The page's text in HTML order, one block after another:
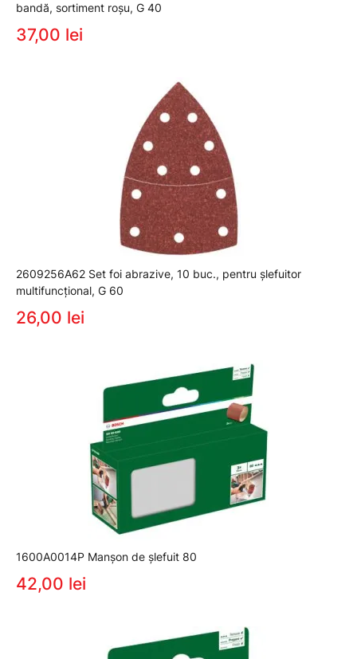
bandă, sortiment roşu, G 40
37,00 lei
2609256A62 Set foi abrazive, 10 buc., pentru şlefuitor
multifuncţional, G 60
26,00 lei
1600A0014P Manşon de şlefuit 80
42,00 lei